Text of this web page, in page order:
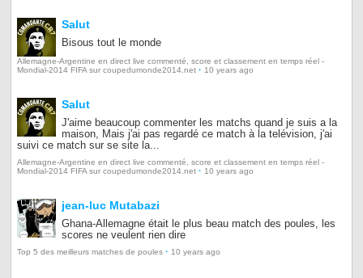
Salut
Bisous tout le monde
Allemagne-Argentine en direct live commenté, score et classement en temps réel -
Mondial-2014 FIFA sur coupedumonde2014.net · 10 years ago
Salut
J'aime beaucoup commenter les matchs quand je suis a la
maison, Mais j'ai pas regardé ce match à la telévision, j'ai
suivi ce match sur se site la...
Allemagne-Argentine en direct live commenté, score et classement en temps réel -
Mondial-2014 FIFA sur coupedumonde2014.net · 10 years ago
jean-luc Mutabazi
Ghana-Allemagne était le plus beau match des poules, les
scores ne veulent rien dire
Top 5 des meilleurs matches de poules · 10 years ago